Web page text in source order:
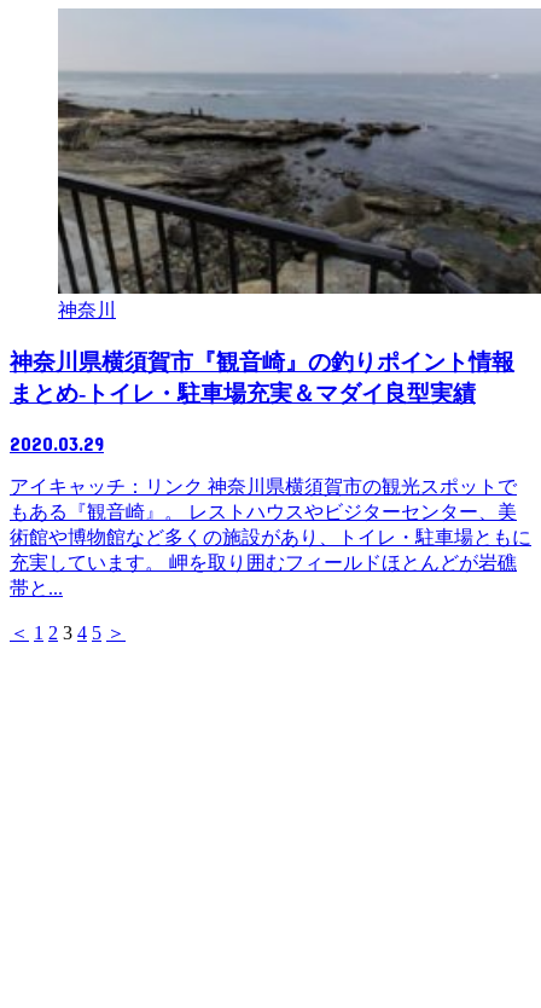
神奈川
神奈川県横須賀市『観音崎』の釣りポイント情報
まとめ-トイレ・駐車場充実＆マダイ良型実績
2020.03.29
アイキャッチ：リンク 神奈川県横須賀市の観光スポットで
もある『観音崎』。 レストハウスやビジターセンター、美
術館や博物館など多くの施設があり、トイレ・駐車場ともに
充実しています。 岬を取り囲むフィールドほとんどが岩礁
帯と...
＜ 1 2 3 4 5 ＞